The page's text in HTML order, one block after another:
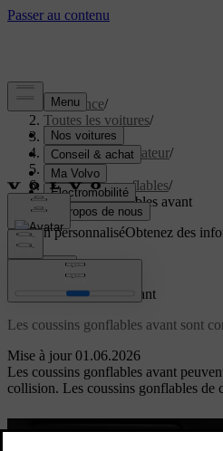
Assistance/
Toutes les voitures/
EX60 2027/
Manuel de l'utilisateur/
Sécurité/
Coussins gonflables/
Coussins gonflables avant
Soutien personnaliséObtenez des
Connexion
Mise à jour 01.06.2026
Coussins gonflables avant
Les coussins gonflables avant sont
Les coussins gonflables avant
collision. Les coussins gonflables de